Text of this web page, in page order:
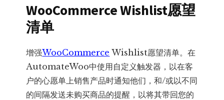
WooCommerce Wishlist愿望
清单
增强WooCommerce Wishlist愿望清单。在
AutomateWoo中使用自定义触发器，以在客
户的心愿单上销售产品时通知他们，和/或以不同
的间隔发送未购买商品的提醒，以将其带回您的